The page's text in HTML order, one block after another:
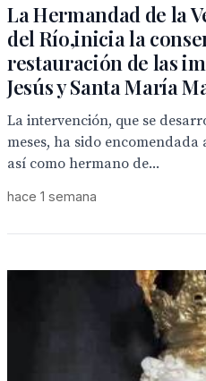
La Hermandad de la
del Río,inicia la
restauración de las
Jesús y Santa María
La intervención, que se
meses, ha sido
así como hermano de...
hace 1 semana